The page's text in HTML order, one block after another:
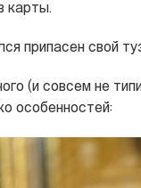
карты.
припасен свой
(и совсем не
особенностей: